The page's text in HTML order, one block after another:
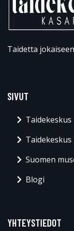
Taidetta
SIVUT
Taidekeskus
Taidekeskus
Suomen
Blogi
YHTEYSTIEDOT